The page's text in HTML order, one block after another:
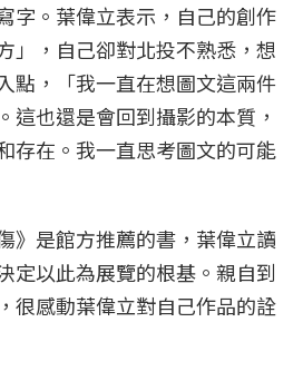
字。葉偉立表示，自己的創作
」，自己卻對北投不熟悉，想
點，「我一直在想圖文這兩件
這也還是會回到攝影的本質，
存在。我一直思考圖文的可能
》是館方推薦的書，葉偉立讀
定以此為展覽的根基。親自到
很感動葉偉立對自己作品的詮